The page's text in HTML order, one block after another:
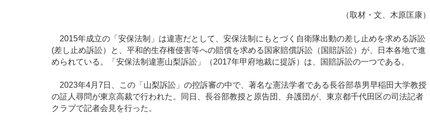
（取材・文、木原匡康）
2015年成立の「安保法制」は違憲だとして、安保法制にもとづく自衛隊出動の差し止めを求める訴訟
(差し止め訴訟）と、平和的生存権侵害等への賠償を求める国家賠償訴訟（国賠訴訟）が、日本各地で進
められている。「安保法制違憲山梨訴訟」（2017年甲府地裁に提訴）は、国賠訴訟の一つである。
2023年4月7日、この「山梨訴訟」の控訴審の中で、著名な憲法学者である長谷部恭男早稲田大学教授
の証人尋問が東京高裁で行われた。同日、長谷部教授と原告団、弁護団が、東京都千代田区の司法記者
クラブで記者会見を行った。